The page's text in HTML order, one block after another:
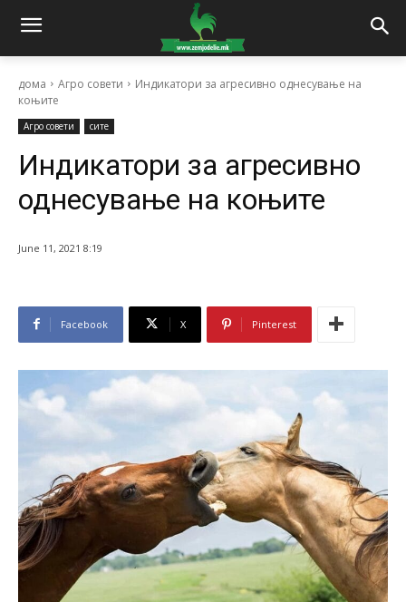
дома Агро совети
Индикатори за агресивно однесување на
коњите
Агро совети сите
Индикатори за агресивно
однесување на коњите
June 11, 2021 8:19
Facebook X Pinterest